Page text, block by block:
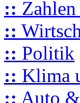
::
::
:: Politik
:: Klima
:: Auto